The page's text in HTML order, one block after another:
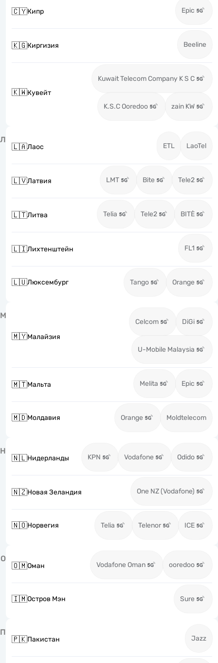
🇨🇾Кипр Epic
🇰🇬Киргизия Beeline
🇰🇼Кувейт
Kuwait Telecom Company K S C
K.S.C Ooredoo zain KW
Л
🇱🇦Лаос ETL LaoTel
🇱🇻Латвия LMT Bite Tele2
🇱🇹Литва Telia Tele2 BITĖ
🇱🇮Лихтенштейн FL1
🇱🇺Люксембург Tango Orange
М
🇲🇾Малайзия
Celcom DiGi
U-Mobile Malaysia
🇲🇹Мальта Melita Epic
🇲🇩Молдавия Orange Moldtelecom
Н
🇳🇱Нидерланды KPN Vodafone Odido
🇳🇿Новая Зеландия One NZ (Vodafone)
🇳🇴Норвегия Telia Telenor ICE
О
🇴🇲Оман Vodafone Oman ooredoo
🇮🇲Остров Мэн Sure
П
🇵🇰Пакистан Jazz